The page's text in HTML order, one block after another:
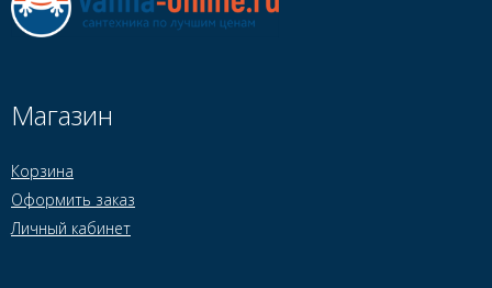
Магазин
Корзина
Оформить заказ
Личный кабинет